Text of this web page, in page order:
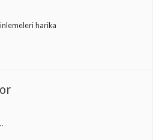
inlemeleri harika